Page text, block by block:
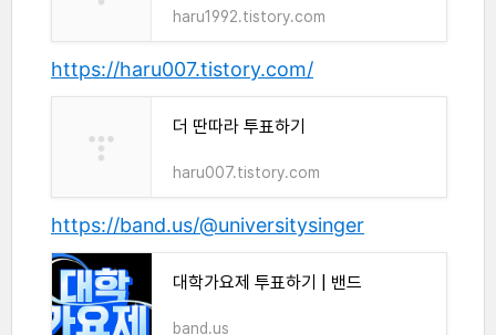
haru1992.tistory.com
https://haru007.tistory.com/
더 딴따라 투표하기
haru007.tistory.com
https://band.us/@universitysinger
대학가요제 투표하기 | 밴드
band.us